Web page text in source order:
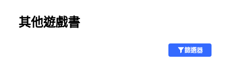
其他遊戲書
篩選器